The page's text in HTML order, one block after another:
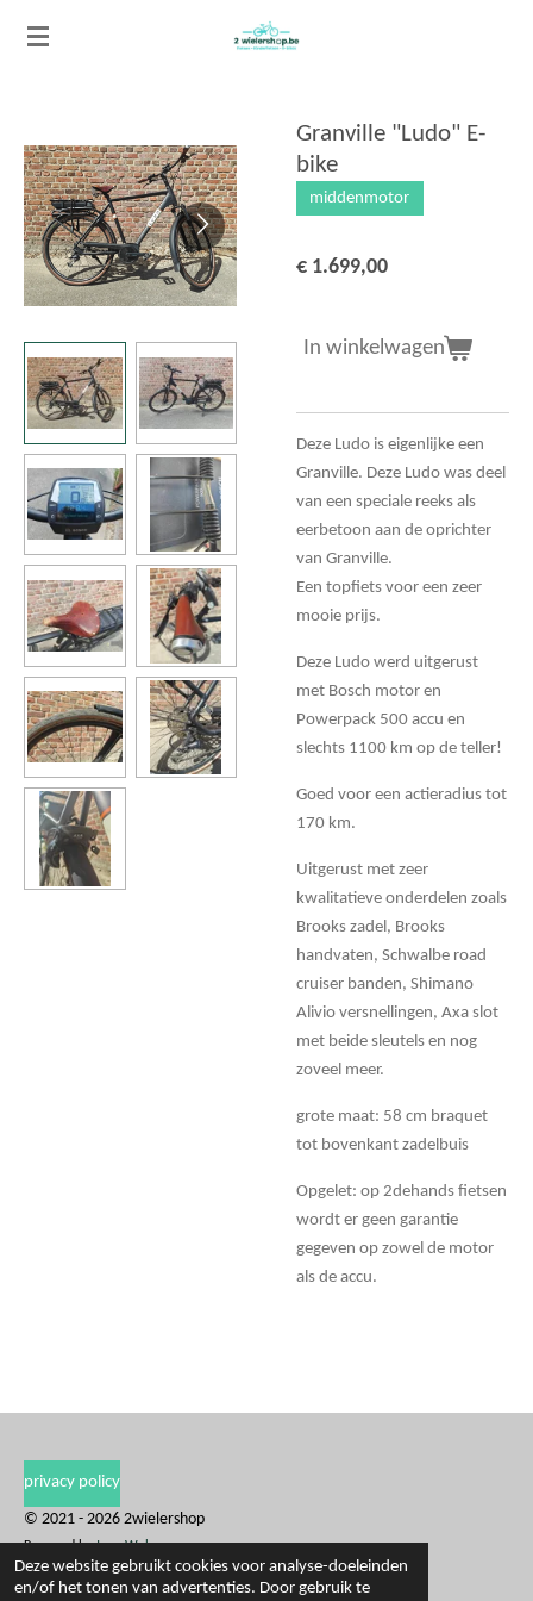
Deze website gebruikt cookies voor analyse-doeleinden
en/of het tonen van advertenties. Door gebruik te
Ga
direct
Granville "Ludo" E-
bike
middenmotor
€ 1.699,00
In winkelwagen
Deze Ludo is eigenlijke een
Granville. Deze Ludo was deel
van een speciale reeks als
eerbetoon aan de oprichter
van Granville.
Een topfiets voor een zeer
mooie prijs.
Deze Ludo werd uitgerust
met Bosch motor en
Powerpack 500 accu en
slechts 1100 km op de teller!
Goed voor een actieradius tot
170 km.
Uitgerust met zeer
kwalitatieve onderdelen zoals
Brooks zadel, Brooks
handvaten, Schwalbe road
cruiser banden, Shimano
Alivio versnellingen, Axa slot
met beide sleutels en nog
zoveel meer.
grote maat: 58 cm braquet
tot bovenkant zadelbuis
Opgelet: op 2dehands fietsen
wordt er geen garantie
gegeven op zowel de motor
als de accu.
privacy policy
© 2021 - 2026 2wielershop
Powered byJouwWeb